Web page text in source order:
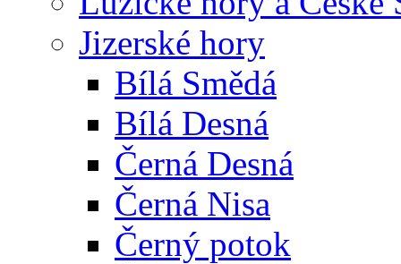
Jizerské hory
Bílá Smědá
Bílá Desná
Černá Desná
Černá Nisa
Černý potok